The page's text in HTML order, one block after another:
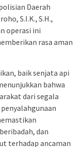
Daerah
S.I.K., S.H.,
operasi ini
rasa aman
baik senjata api
bahwa
dari segala
dan
terhadap ancaman